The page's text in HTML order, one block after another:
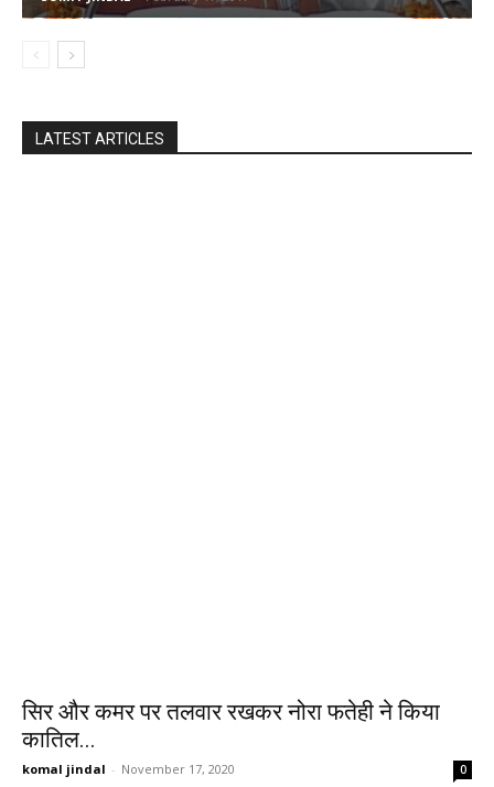
LATEST ARTICLES
सिर और कमर पर तलवार रखकर नोरा फतेही ने किया
कातिल...
komal jindal - November 17, 2020 0